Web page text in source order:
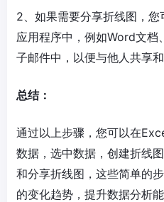
2、如果需要分享折线图，
应用程序中，例如Word文
子邮件中，以便与他人共享和
总结：
通过以上步骤，您可以在
数据，选中数据，创建折线
和分享折线图，这些简单的
的变化趋势，提升数据分析